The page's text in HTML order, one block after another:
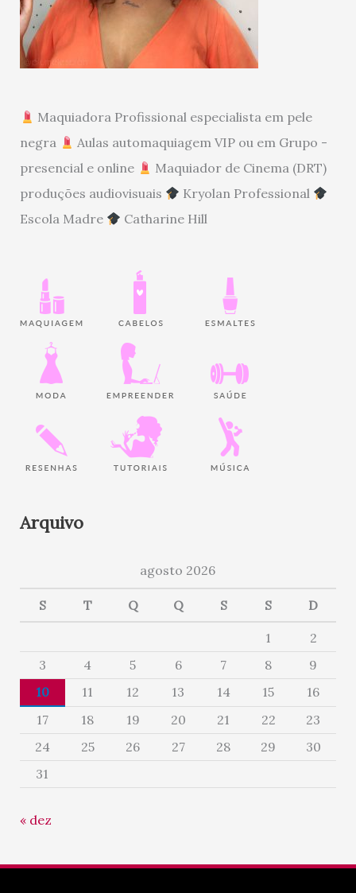
Maquiadora Profissional especialista em pele
negra
Aulas automaquiagem VIP ou em Grupo -
presencial e online
Maquiador de Cinema (DRT)
produções audiovisuais
Kryolan Professional
Escola Madre
Catharine Hill
Arquivo
agosto 2026
S T Q Q S S D
1
2
3
4 5 6 7 8
9
10
11 12 13 14 15
16
17
18 19 20 21 22
23
24
25 26 27 28 29
30
31
« dez